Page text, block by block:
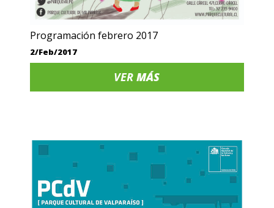
Programación febrero 2017
2/Feb/2017
VERMÁS